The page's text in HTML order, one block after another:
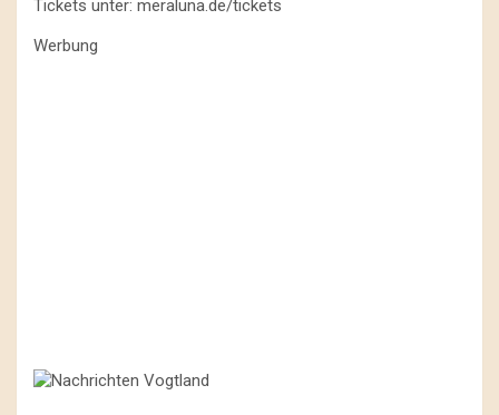
Tickets unter: meraluna.de/tickets
Werbung